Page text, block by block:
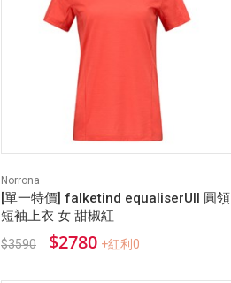
Norrona
[單一特價] falketind equaliserUll 圓領
短袖上衣 女 甜椒紅
$3590 $2780 +紅利0